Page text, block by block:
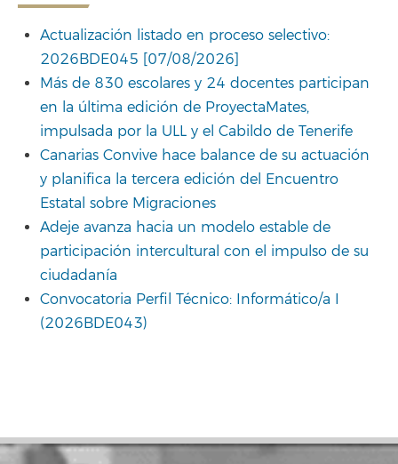
Actualización listado en proceso selectivo:
2026BDE045 [07/08/2026]
Más de 830 escolares y 24 docentes participan
en la última edición de ProyectaMates,
impulsada por la ULL y el Cabildo de Tenerife
Canarias Convive hace balance de su actuación
y planifica la tercera edición del Encuentro
Estatal sobre Migraciones
Adeje avanza hacia un modelo estable de
participación intercultural con el impulso de su
ciudadanía
Convocatoria Perfil Técnico: Informático/a I
(2026BDE043)